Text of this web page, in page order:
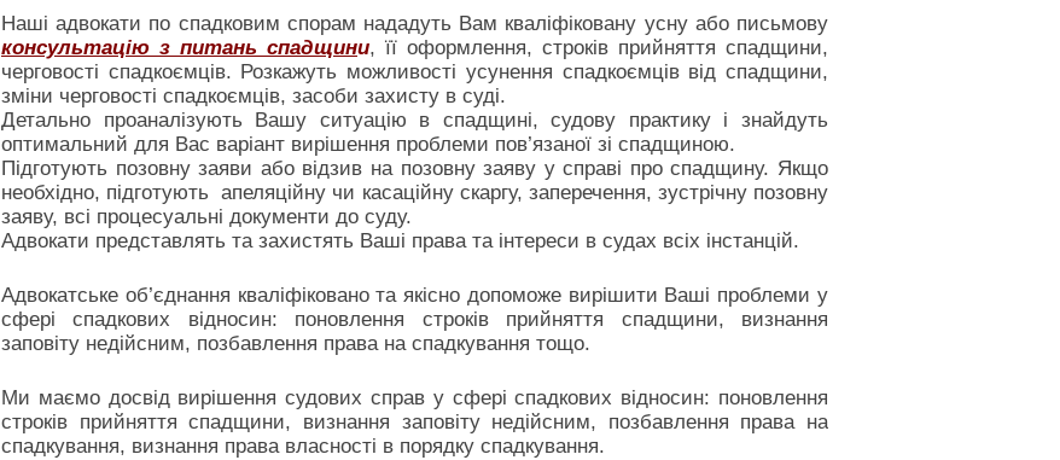
Наші адвокати по спадковим спорам нададуть Вам кваліфіковану усну або письмову
консультацію з питань спадщини, її оформлення, строків прийняття спадщини,
черговості спадкоємців. Розкажуть можливості усунення спадкоємців від спадщини,
зміни черговості спадкоємців, засоби захисту в суді.
Детально проаналізують Вашу ситуацію в спадщині, судову практику і знайдуть
оптимальний для Вас варіант вирішення проблеми пов’язаної зі спадщиною.
Підготують позовну заяви або відзив на позовну заяву у справі про спадщину. Якщо
необхідно, підготують апеляційну чи касаційну скаргу, заперечення, зустрічну позовну
заяву, всі процесуальні документи до суду.
Адвокати представлять та захистять Ваші права та інтереси в судах всіх інстанцій.
Адвокатське об’єднання кваліфіковано та якісно допоможе вирішити Ваші проблеми у
сфері спадкових відносин: поновлення строків прийняття спадщини, визнання
заповіту недійсним, позбавлення права на спадкування тощо.
Ми маємо досвід вирішення судових справ у сфері спадкових відносин: поновлення
строків прийняття спадщини, визнання заповіту недійсним, позбавлення права на
спадкування, визнання права власності в порядку спадкування.